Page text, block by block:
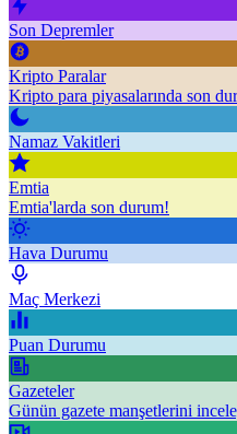
Son Depremler
Kripto Paralar
Kripto para piyasalarında son
Namaz Vakitleri
Emtia
Emtia'larda son durum!
Hava Durumu
Maç Merkezi
Puan Durumu
Gazeteler
Günün gazete manşetlerini